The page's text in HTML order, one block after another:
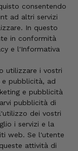
consentendo
ad altri servizi
In questo
in conformità
e l'Informativa
utilizzare i vostri
pubblicità, ad
e pubblicità
pubblicità di
dei vostri
i servizi e la
web. Se l'utente
attività di